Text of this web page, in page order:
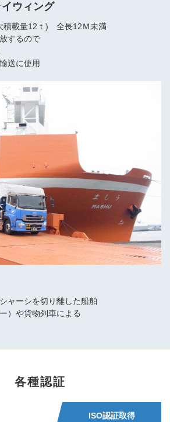
ウィング
積載量12ｔ) 全長12Ｍ未満
するので
送に使用
ャーシを切り離した船舶
）や貨物列車による
各種認証
ISO認証取得